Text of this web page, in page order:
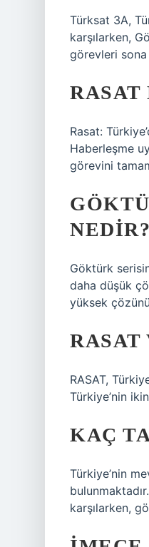
Türksat 3A,
karşılarken,
görevleri sona
RASAT
Rasat:
Haberleşme
görevini
NEDIR?
Göktürk
daha düşük
yüksek
RASAT
RASAT,
Türkiye’nin
KAÇ
Türkiye’nin
karşılarken,